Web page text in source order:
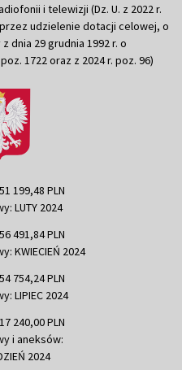
i telewizji (Dz. U. z 2022 r.
udzielenie dotacji celowej, o
dnia 29 grudnia 1992 r. o
1722 oraz z 2024 r. poz. 96)
199,48 PLN
LUTY 2024
491,84 PLN
KWIECIEŃ 2024
754,24 PLN
LIPIEC 2024
240,00 PLN
i aneksów:
2024